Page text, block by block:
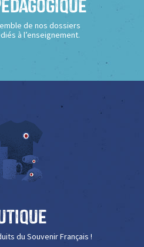
de nos dossiers
à l’enseignement.
du Souvenir Français !